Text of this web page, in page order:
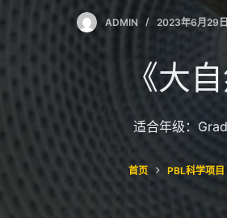
ADMIN 2023年6月29
《大
适合年级：
首页 PBL科学项目